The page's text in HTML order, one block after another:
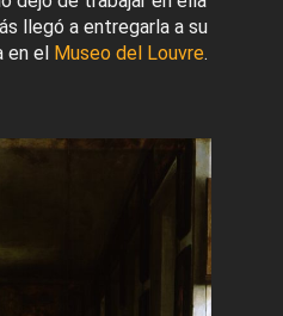
llegó a entregarla a su
en el Museo del Louvre.